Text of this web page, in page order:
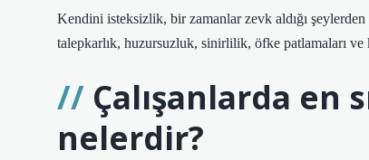
Kendini isteksizlik, bir zamanlar zevk aldığı
talepkarlık, huzursuzluk, sinirlilik, öfke patlamaları ve
Çalışanlarda en
nelerdir?